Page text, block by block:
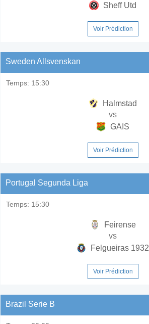
Sheff Utd
Voir Prédiction
Sweden Allsvenskan
Temps: 15:30
Halmstad
vs
GAIS
Voir Prédiction
Portugal Segunda Liga
Temps: 15:30
Feirense
vs
Felgueiras 1932
Voir Prédiction
Brazil Serie B